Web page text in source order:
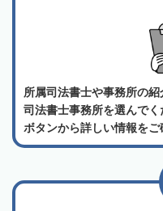
所属司法書士や事務所の
司法書士事務所を選んで
ボタンから詳しい情報をご